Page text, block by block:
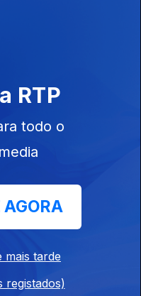
29 mar. 2026
RTP
todo o
AGORA
mais tarde
registados)